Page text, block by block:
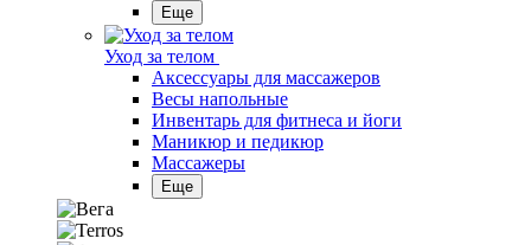
Еще
Уход за телом
Аксессуары для массажеров
Весы напольные
Инвентарь для фитнеса и йоги
Маникюр и педикюр
Массажеры
Еще